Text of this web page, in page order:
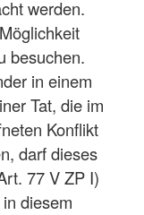
werden.
besuchen.
in einem
Tat, die im
Konflikt
darf dieses
77 V ZP I)
diesem